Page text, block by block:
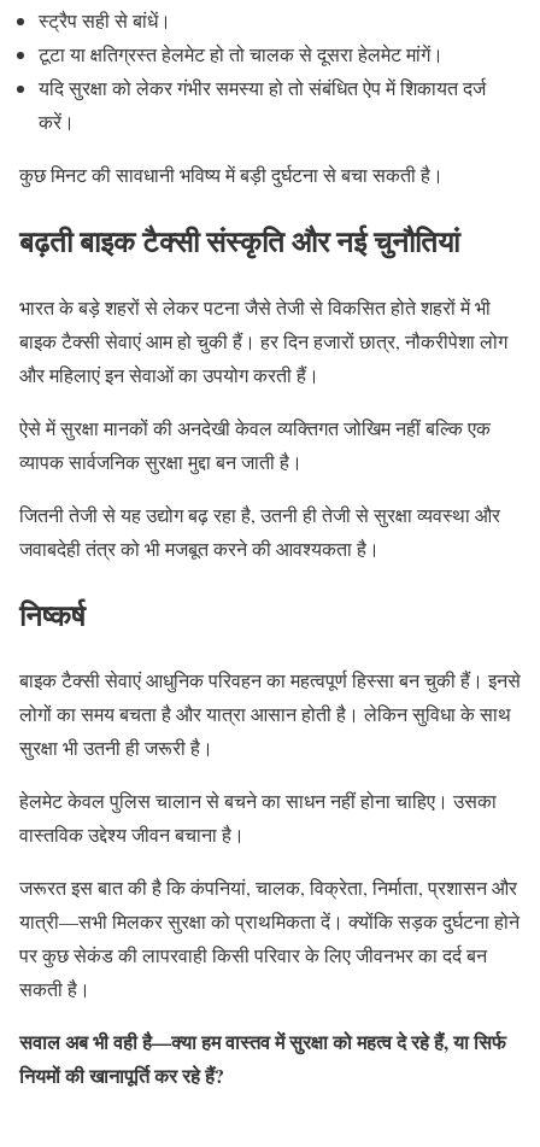
स्ट्रैप सही से बांधें।
टूटा या क्षतिग्रस्त हेलमेट हो तो चालक से दूसरा हेलमेट मांगें।
यदि सुरक्षा को लेकर गंभीर समस्या हो तो संबंधित ऐप में शिकायत दर्ज
करें।
कुछ मिनट की सावधानी भविष्य में बड़ी दुर्घटना से बचा सकती है।
बढ़ती बाइक टैक्सी संस्कृति और नई चुनौतियां
भारत के बड़े शहरों से लेकर पटना जैसे तेजी से विकसित होते शहरों में भी
बाइक टैक्सी सेवाएं आम हो चुकी हैं। हर दिन हजारों छात्र, नौकरीपेशा लोग
और महिलाएं इन सेवाओं का उपयोग करती हैं।
ऐसे में सुरक्षा मानकों की अनदेखी केवल व्यक्तिगत जोखिम नहीं बल्कि एक
व्यापक सार्वजनिक सुरक्षा मुद्दा बन जाती है।
जितनी तेजी से यह उद्योग बढ़ रहा है, उतनी ही तेजी से सुरक्षा व्यवस्था और
जवाबदेही तंत्र को भी मजबूत करने की आवश्यकता है।
निष्कर्ष
बाइक टैक्सी सेवाएं आधुनिक परिवहन का महत्वपूर्ण हिस्सा बन चुकी हैं। इनसे
लोगों का समय बचता है और यात्रा आसान होती है। लेकिन सुविधा के साथ
सुरक्षा भी उतनी ही जरूरी है।
हेलमेट केवल पुलिस चालान से बचने का साधन नहीं होना चाहिए। उसका
वास्तविक उद्देश्य जीवन बचाना है।
जरूरत इस बात की है कि कंपनियां, चालक, विक्रेता, निर्माता, प्रशासन और
यात्री—सभी मिलकर सुरक्षा को प्राथमिकता दें। क्योंकि सड़क दुर्घटना होने
पर कुछ सेकंड की लापरवाही किसी परिवार के लिए जीवनभर का दर्द बन
सकती है।
सवाल अब भी वही है—क्या हम वास्तव में सुरक्षा को महत्व दे रहे हैं, या सिर्फ
नियमों की खानापूर्ति कर रहे हैं?